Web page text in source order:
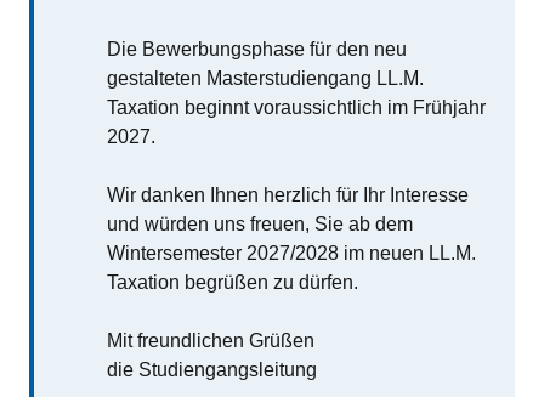
Die Bewerbungsphase für den neu
gestalteten Masterstudiengang LL.M.
Taxation beginnt voraussichtlich im Frühjahr
2027.
Wir danken Ihnen herzlich für Ihr Interesse
und würden uns freuen, Sie ab dem
Wintersemester 2027/2028 im neuen LL.M.
Taxation begrüßen zu dürfen.
Mit freundlichen Grüßen
die Studiengangsleitung